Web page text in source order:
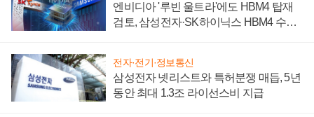
엔비디아 '루빈 울트라'에도 HBM4 탑재
검토, 삼성전자·SK하이닉스 HBM4 수율
전자·전기·정보통신
삼성전자 넷리스트와 특허분쟁 매듭, 5년
동안 최대 1.3조 라이선스비 지급